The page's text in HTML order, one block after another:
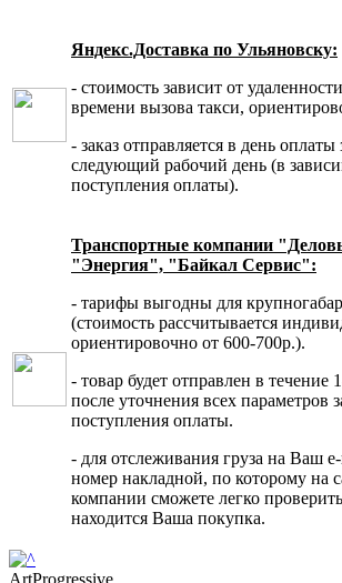
Яндекс.Доставка по Ульяновску:
- стоимость зависит от
времени вызова такси,
- заказ отправляется в день оплаты
следующий рабочий день (в
поступления оплаты).
Транспортные компании
"Энергия", "Байкал Сервис":
- тарифы выгодны для
(стоимость рассчитывается
ориентировочно от 600-700р.).
- товар будет отправлен в течение
после уточнения всех параметров
поступления оплаты.
- для отслеживания груза на Ваш
номер накладной, по которому на
компании сможете легко
находится Ваша покупка.
ArtProgressive